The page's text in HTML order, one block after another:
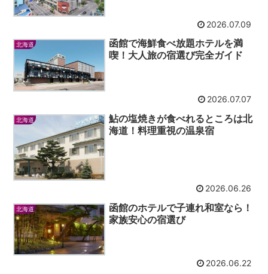
2026.07.09
北海道
函館で海鮮食べ放題ホテルを満
喫！大人旅の宿選び完全ガイド
2026.07.07
北海道
鮎の塩焼きが食べれるところは北
海道！料理重視の温泉宿
2026.06.26
北海道
函館のホテルで子連れ和室なら！
家族安心の宿選び
2026.06.22